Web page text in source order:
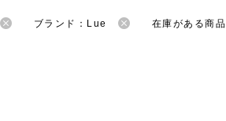
ブランド：Lue 在庫がある商品